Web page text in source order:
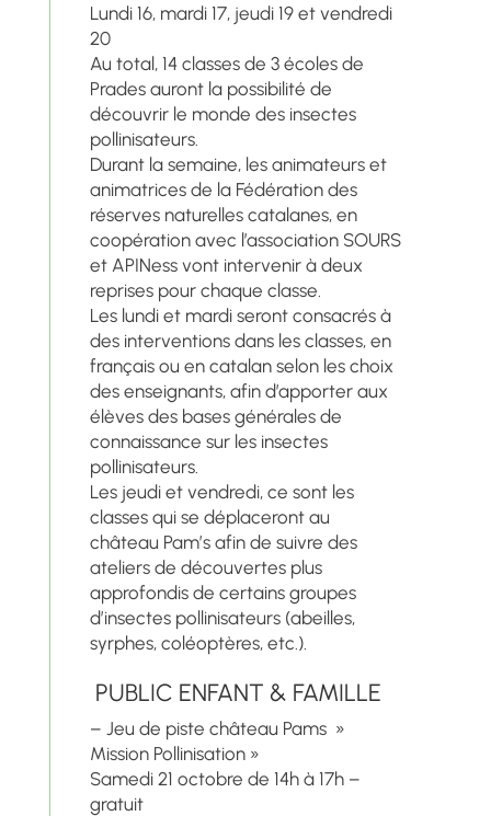
Lundi 16, mardi 17, jeudi 19 et vendredi
20
Au total, 14 classes de 3 écoles de
Prades auront la possibilité de
découvrir le monde des insectes
pollinisateurs.
Durant la semaine, les animateurs et
animatrices de la Fédération des
réserves naturelles catalanes, en
coopération avec l’association SOURS
et APINess vont intervenir à deux
reprises pour chaque classe.
Les lundi et mardi seront consacrés à
des interventions dans les classes, en
français ou en catalan selon les choix
des enseignants, afin d’apporter aux
élèves des bases générales de
connaissance sur les insectes
pollinisateurs.
Les jeudi et vendredi, ce sont les
classes qui se déplaceront au
château Pam’s afin de suivre des
ateliers de découvertes plus
approfondis de certains groupes
d’insectes pollinisateurs (abeilles,
syrphes, coléoptères, etc.).
PUBLIC ENFANT & FAMILLE
– Jeu de piste château Pams »
Mission Pollinisation »
Samedi 21 octobre de 14h à 17h –
gratuit